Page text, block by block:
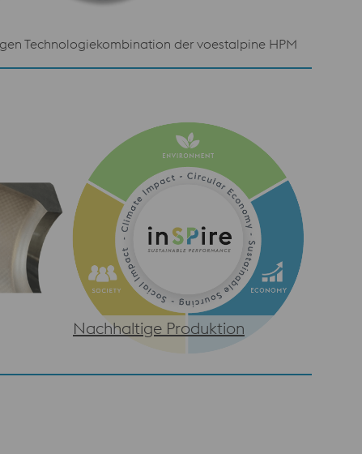
Technologiekombination der voestalpine HPM
Nachhaltige Produktion